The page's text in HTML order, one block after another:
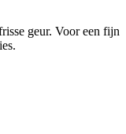
geur. Voor een fijn